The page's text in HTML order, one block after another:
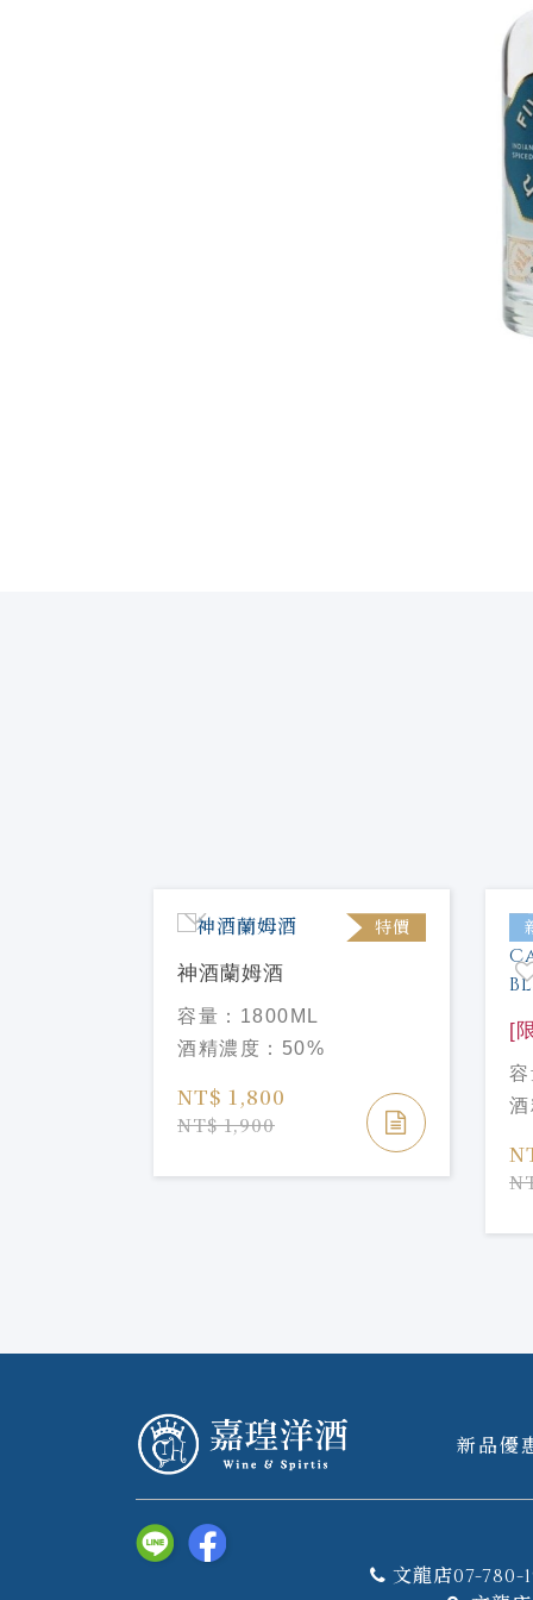
特價
神酒蘭姆酒
容量： 1800ML
酒精濃度： 50%
NT$ 1,800
NT$ 1,900
[
新品優
文龍店07-780-